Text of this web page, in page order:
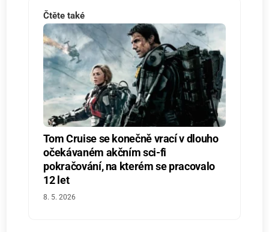
Čtěte také
Tom Cruise se konečně vrací v dlouho
očekávaném akčním sci-fi
pokračování, na kterém se pracovalo
12 let
8. 5. 2026